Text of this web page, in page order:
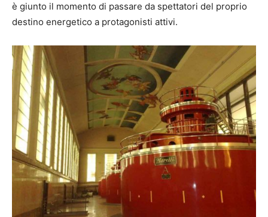
è giunto il momento di passare da spettatori del proprio
destino energetico a protagonisti attivi.